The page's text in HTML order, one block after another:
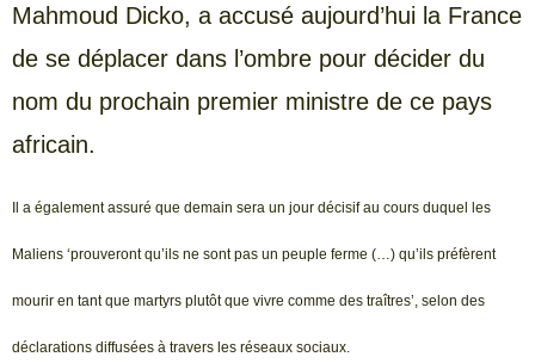
Mahmoud Dicko, a accusé aujourd’hui la France
de se déplacer dans l’ombre pour décider du
nom du prochain premier ministre de ce pays
africain.
Il a également assuré que demain sera un jour décisif au cours duquel les
Maliens ‘prouveront qu’ils ne sont pas un peuple ferme (…) qu’ils préfèrent
mourir en tant que martyrs plutôt que vivre comme des traîtres’, selon des
déclarations diffusées à travers les réseaux sociaux.